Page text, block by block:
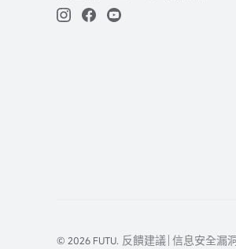
© 2026 FUTU. 反饋建議 信息安全漏